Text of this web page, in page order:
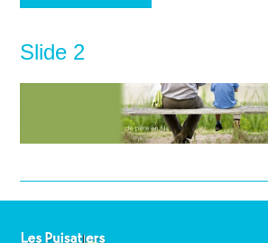
Slide 2